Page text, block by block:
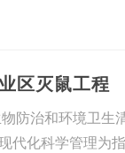
区灭鼠工程
防治和环境卫生
代化科学管理为